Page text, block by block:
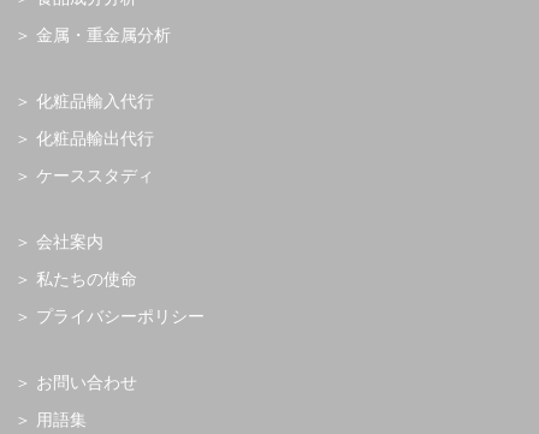
金属・重金属分析
化粧品輸入代行
化粧品輸出代行
ケーススタディ
会社案内
私たちの使命
プライバシーポリシー
お問い合わせ
用語集